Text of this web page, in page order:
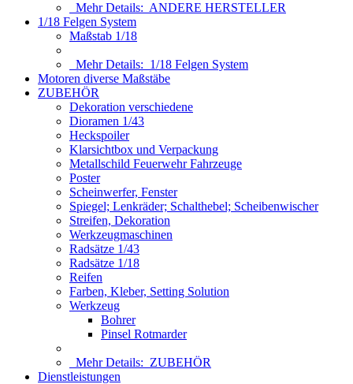
Mehr Details: ANDERE HERSTELLER
1/18 Felgen System
Maßstab 1/18
Mehr Details: 1/18 Felgen System
Motoren diverse Maßstäbe
ZUBEHÖR
Dekoration verschiedene
Dioramen 1/43
Heckspoiler
Klarsichtbox und Verpackung
Metallschild Feuerwehr Fahrzeuge
Poster
Scheinwerfer, Fenster
Spiegel; Lenkräder; Schalthebel; Scheibenwischer
Streifen, Dekoration
Werkzeugmaschinen
Radsätze 1/43
Radsätze 1/18
Reifen
Farben, Kleber, Setting Solution
Werkzeug
Bohrer
Pinsel Rotmarder
Mehr Details: ZUBEHÖR
Dienstleistungen